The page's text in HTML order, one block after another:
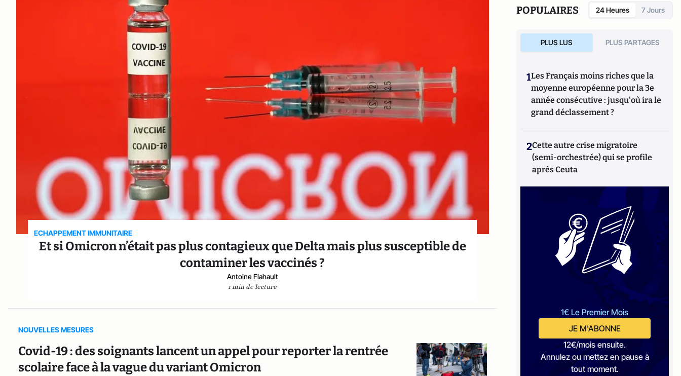
ECHAPPEMENT IMMUNITAIRE
Et si Omicron n’était pas plus contagieux que Delta mais plus susceptible de
contaminer les vaccinés ?
Antoine Flahault
1 min de lecture
NOUVELLES MESURES
Covid-19 : des soignants lancent un appel pour reporter la rentrée
scolaire face à la vague du variant Omicron
POPULAIRES 24 Heures 7 Jours
PLUS LUS PLUS PARTAGES
1Les Français moins riches que la
moyenne européenne pour la 3e
année consécutive : jusqu'où ira le
grand déclassement ?
2Cette autre crise migratoire
(semi-orchestrée) qui se profile
après Ceuta
1€ Le Premier Mois
JE M'ABONNE
12€/mois ensuite.
Annulez ou mettez en pause à
tout moment.